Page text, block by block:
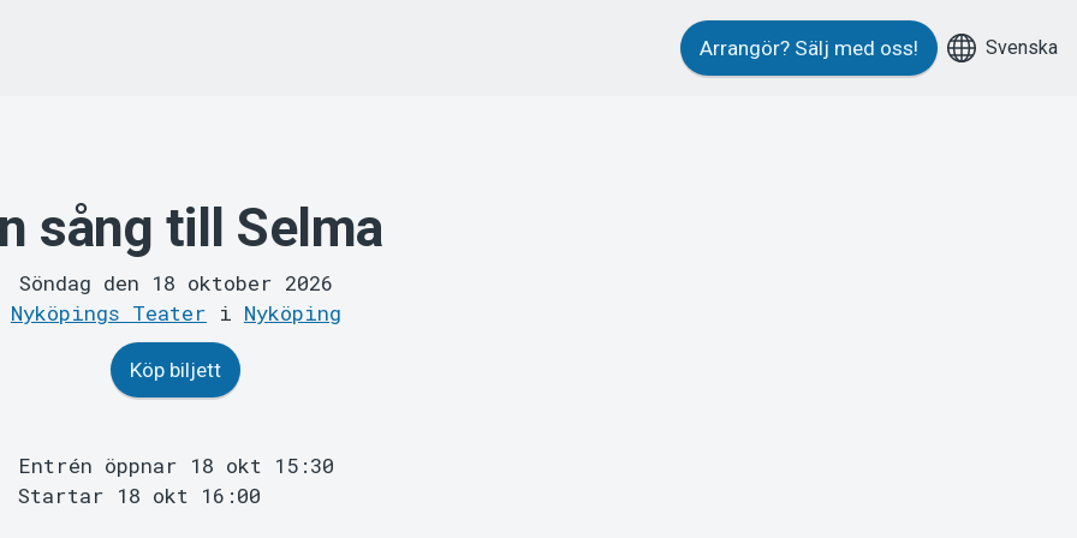
Arrangör? Sälj med oss! Svenska
sång till Selma
Söndag den 18 oktober 2026
Nyköpings Teater i Nyköping
Köp biljett
Entrén öppnar 18 okt 15:30
Startar 18 okt 16:00